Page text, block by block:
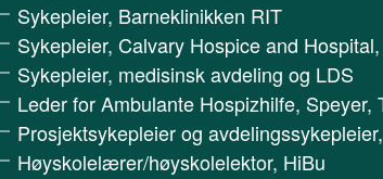
Sykepleier, Barneklinikken RIT
Sykepleier, Calvary Hospice and
Sykepleier, medisinsk avdeling og LDS
Leder for Ambulante Hospizhilfe, Speyer,
Prosjektsykepleier og
Høyskolelærer/høyskolelektor, HiBu